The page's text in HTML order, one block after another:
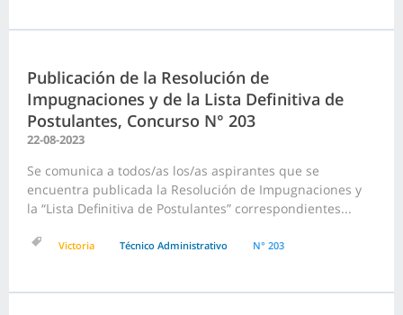
Publicación de la Resolución de
Impugnaciones y de la Lista Definitiva de
Postulantes, Concurso N° 203
22-08-2023
Se comunica a todos/as los/as aspirantes que se
encuentra publicada la Resolución de Impugnaciones y
la “Lista Definitiva de Postulantes” correspondientes...
Victoria Técnico Administrativo N° 203